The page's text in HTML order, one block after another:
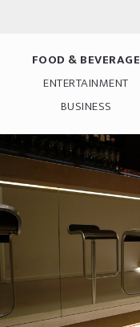
FOOD & BEVERAGE
ENTERTAINMENT
BUSINESS